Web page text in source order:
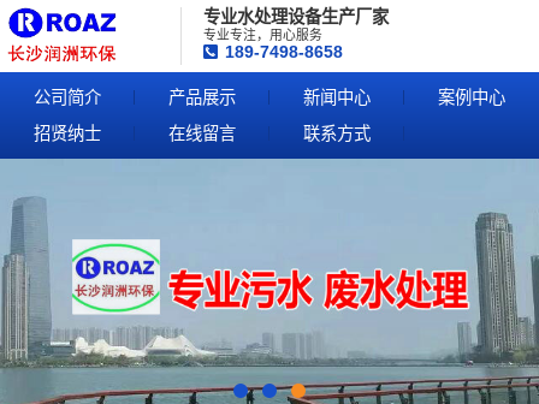
专业水处理设备生产厂家
专业专注，用心服务
189-7498-8658
公司简介 产品展示 新闻中心
案例中心
招贤纳士
在线留言 联系方式